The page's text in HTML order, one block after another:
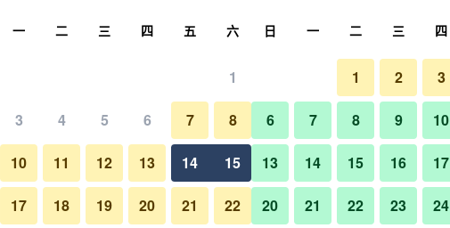
每晚總額
HK$120 查看優惠
其他
一 二 三 四 五 六
1
3 4 5 6 7 8
10 11 12 13 14 15
17 18 19 20 21 22
日 一 二 三 四
1 2 3
6 7 8 9 10
13 14 15 16 17
20 21 22 23 24